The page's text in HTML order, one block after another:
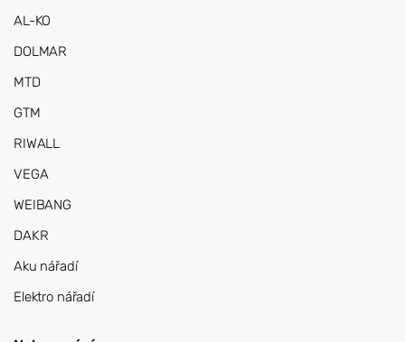
AL-KO
DOLMAR
MTD
GTM
RIWALL
VEGA
WEIBANG
DAKR
Aku nářadí
Elektro nářadí